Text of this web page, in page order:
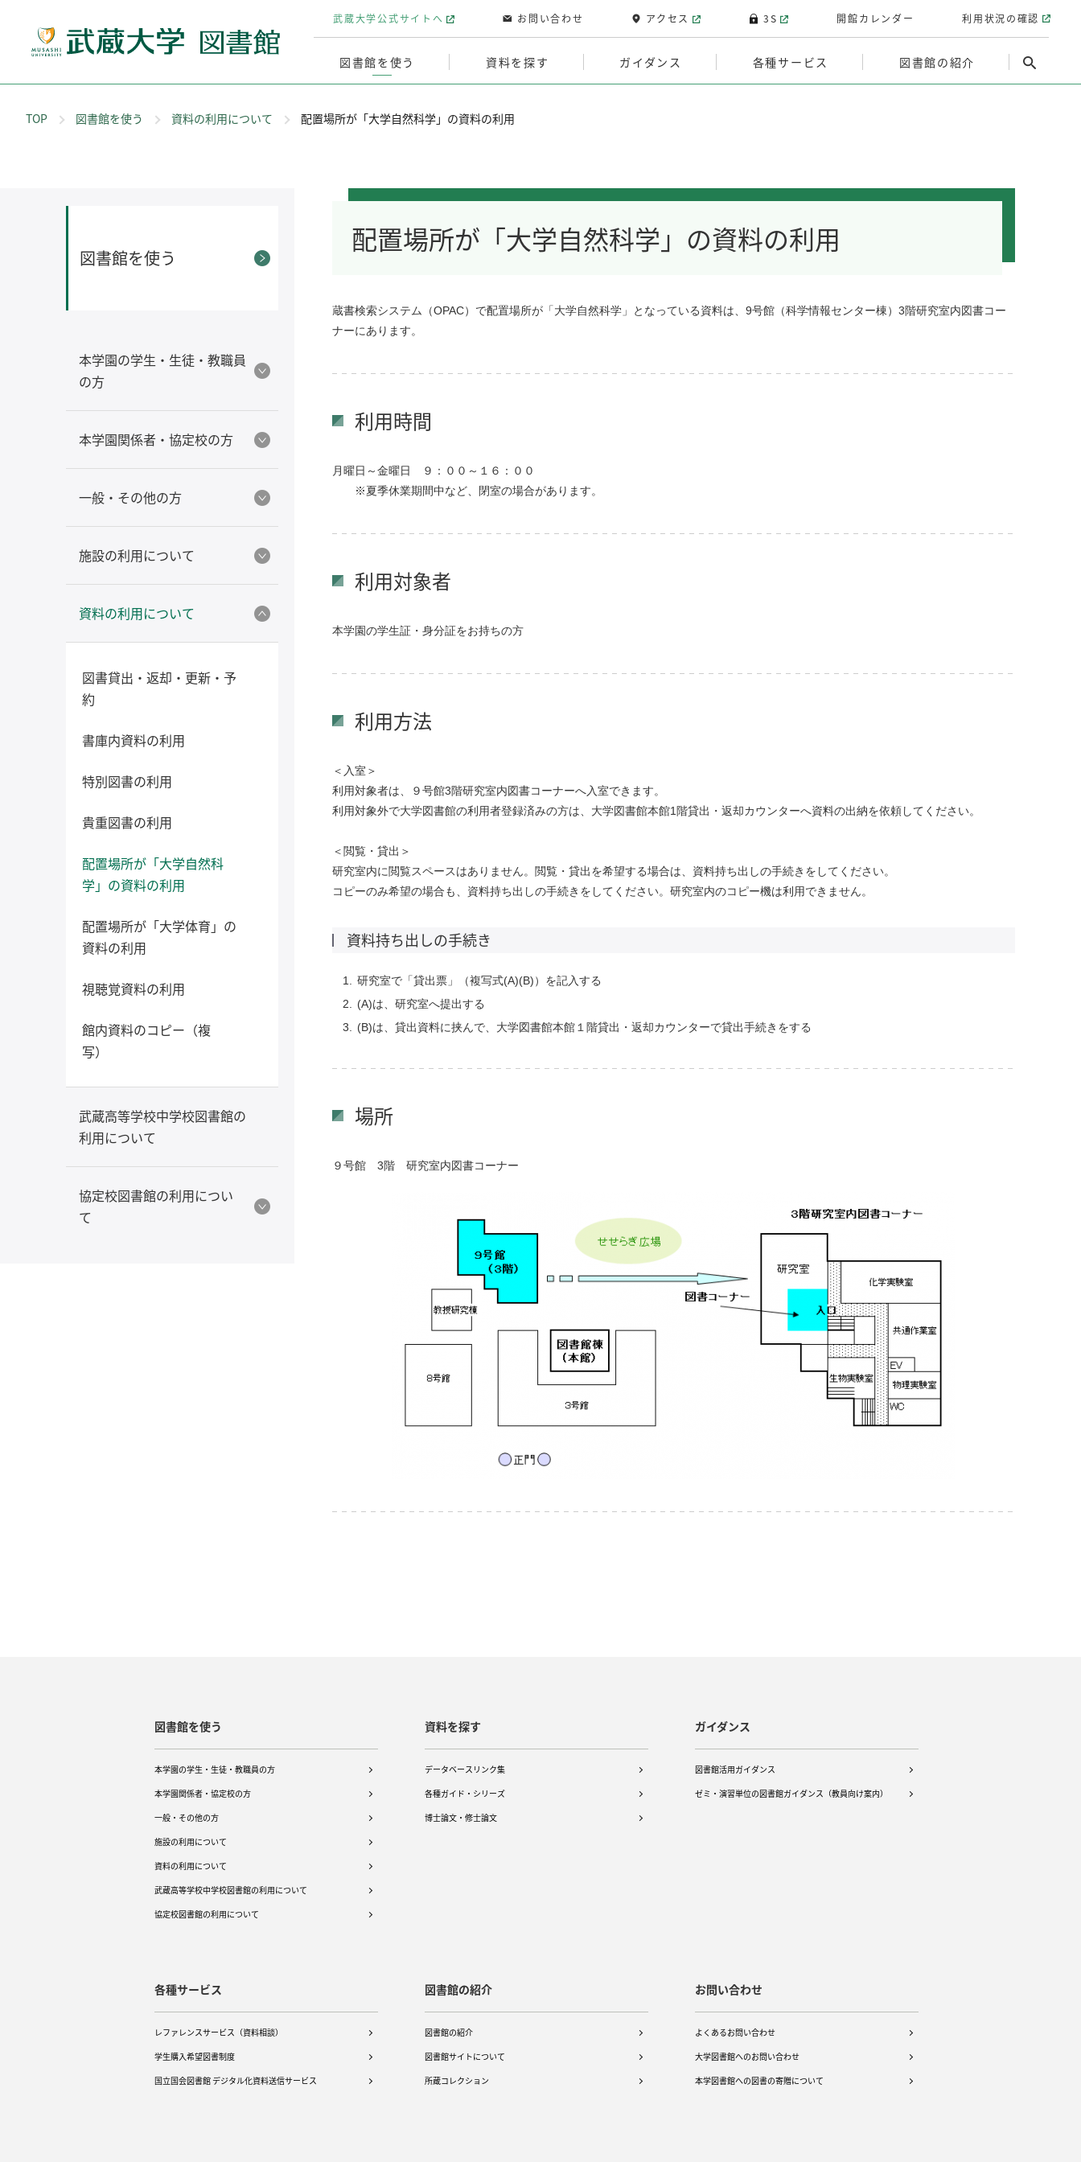
図書館を使う 資料を探す ガイダンス 各種サービス 図書館の紹介
開館カレンダー 利用状況の確認
武蔵大学公式サイトへ お問い合わせ アクセス 3S
TOP 図書館を使う 資料の利用について 配置場所が「大学自然科学」の資料の利用
配置場所が「大学自然科学」の資料の利用
蔵書検索システム（OPAC）で配置場所が「大学自然科学」となっている資料は、9号館（科学情報センター棟）3階研究室内図書コー
ナーにあります。
利用時間
月曜日～金曜日 ９：００～１６：００
※夏季休業期間中など、閉室の場合があります。
利用対象者
本学園の学生証・身分証をお持ちの方
利用方法
＜入室＞
利用対象者は、９号館3階研究室内図書コーナーへ入室できます。
利用対象外で大学図書館の利用者登録済みの方は、大学図書館本館1階貸出・返却カウンターへ資料の出納を依頼してください。
＜閲覧・貸出＞
研究室内に閲覧スペースはありません。閲覧・貸出を希望する場合は、資料持ち出しの手続きをしてください。
コピーのみ希望の場合も、資料持ち出しの手続きをしてください。研究室内のコピー機は利用できません。
資料持ち出しの手続き
研究室で「貸出票」（複写式(A)(B)）を記入する
(A)は、研究室へ提出する
(B)は、貸出資料に挟んで、大学図書館本館１階貸出・返却カウンターで貸出手続きをする
場所
９号館 3階 研究室内図書コーナー
図書館を使う
本学園の学生・生徒・教職員
の方
本学園関係者・協定校の方
一般・その他の方
施設の利用について
資料の利用について
図書貸出・返却・更新・予
約
書庫内資料の利用
特別図書の利用
貴重図書の利用
配置場所が「大学自然科
学」の資料の利用
配置場所が「大学体育」の
資料の利用
視聴覚資料の利用
館内資料のコピー（複
写）
武蔵高等学校中学校図書館の
利用について
協定校図書館の利用につい
て
図書館を使う
本学園の学生・生徒・教職員の方
本学園関係者・協定校の方
一般・その他の方
施設の利用について
資料の利用について
武蔵高等学校中学校図書館の利用について
協定校図書館の利用について
資料を探す
データベースリンク集
各種ガイド・シリーズ
博士論文・修士論文
ガイダンス
図書館活用ガイダンス
ゼミ・演習単位の図書館ガイダンス（教員向け案内）
各種サービス
レファレンスサービス（資料相談）
学生購入希望図書制度
国立国会図書館 デジタル化資料送信サービス
図書館の紹介
図書館の紹介
図書館サイトについて
所蔵コレクション
お問い合わせ
よくあるお問い合わせ
大学図書館へのお問い合わせ
本学図書館への図書の寄贈について